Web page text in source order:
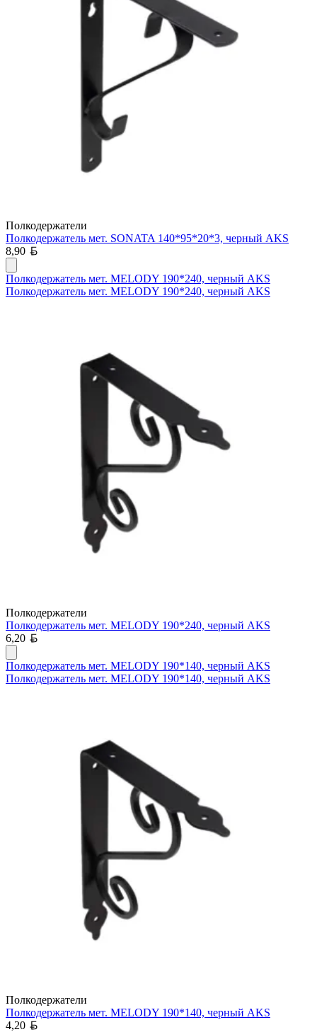
Полкодержатели
Полкодержатель мет. SONATA 140*95*20*3, черный AKS
8,90
Полкодержатель мет. MELODY 190*240, черный AKS
Полкодержатель мет. MELODY 190*240, черный AKS
Полкодержатели
Полкодержатель мет. MELODY 190*240, черный AKS
6,20
Полкодержатель мет. MELODY 190*140, черный AKS
Полкодержатель мет. MELODY 190*140, черный AKS
Полкодержатели
Полкодержатель мет. MELODY 190*140, черный AKS
4,20